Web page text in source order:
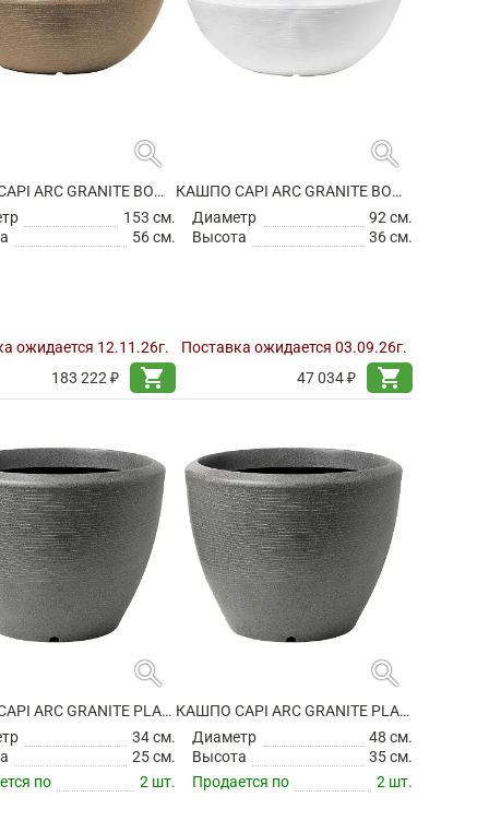
search
КАШПО CAPI ARC GRANITE BOWL LOW WARM TAUPE
153 см.
56 см.
ожидается 12.11.26г.
183 222 ₽
shopping_cart
search
КАШПО CAPI ARC GRANITE BOWL LOW WHITE
Диаметр
92 см.
Высота
36 см.
Поставка ожидается 03.09.26г.
47 034 ₽
shopping_cart
search
КАШПО CAPI ARC GRANITE PLANTER BALL ANTHRACITE
34 см.
25 см.
по
2 шт.
search
КАШПО CAPI ARC GRANITE PLANTER BALL ANTHRACITE
Диаметр
48 см.
Высота
35 см.
Продается по
2 шт.